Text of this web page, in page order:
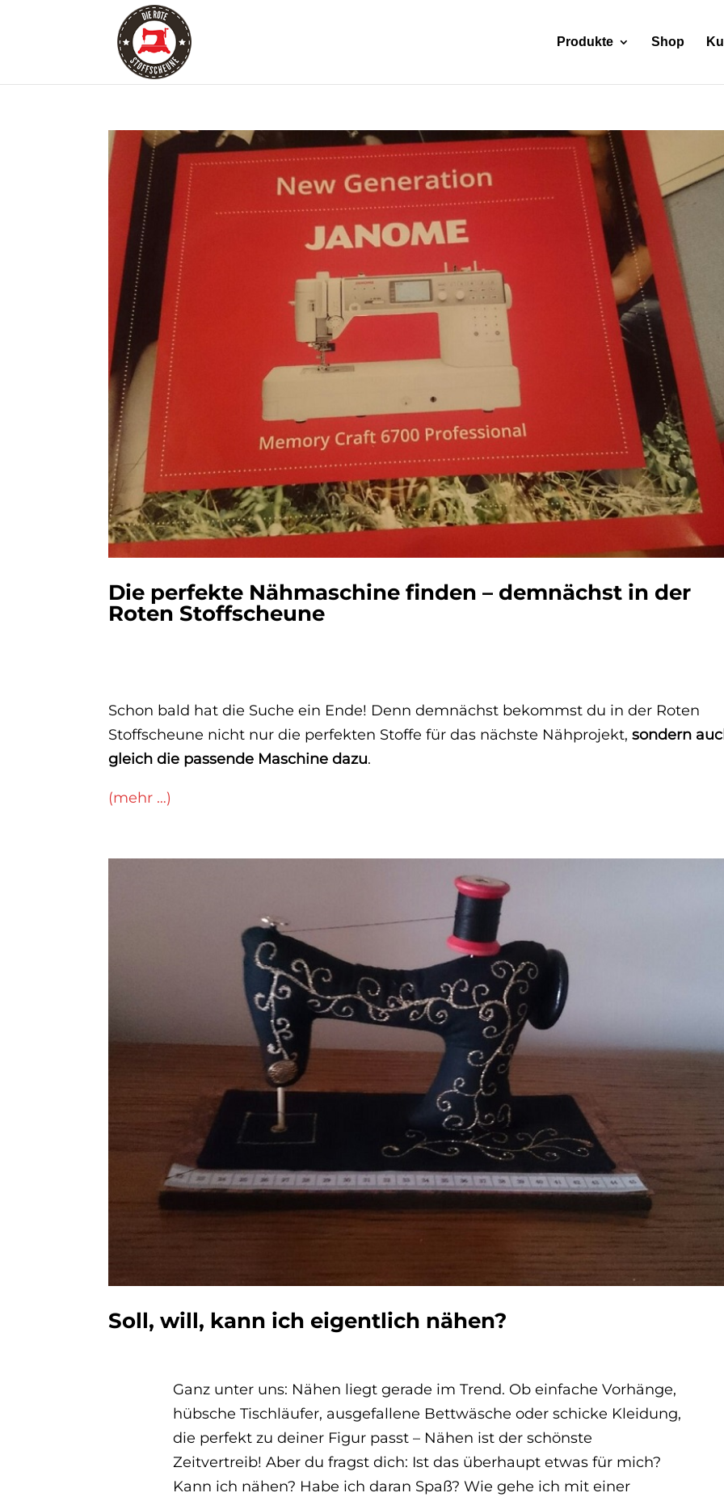
Produkte Shop
Die perfekte Nähmaschine finden – demnächst in der
Roten Stoffscheune
Schon bald hat die Suche ein Ende! Denn demnächst bekommst du in der Roten
Stoffscheune nicht nur die perfekten Stoffe für das nächste Nähprojekt,sondern
gleich die passende Maschine dazu.
(mehr …)
Soll, will, kann ich eigentlich nähen?
Ganz unter uns: Nähen liegt gerade im Trend. Ob einfache Vorhänge,
hübsche Tischläufer, ausgefallene Bettwäsche oder schicke Kleidung,
die perfekt zu deiner Figur passt – Nähen ist der schönste
Zeitvertreib! Aber du fragst dich: Ist das überhaupt etwas für mich?
Kann ich nähen? Habe ich daran Spaß? Wie gehe ich mit einer